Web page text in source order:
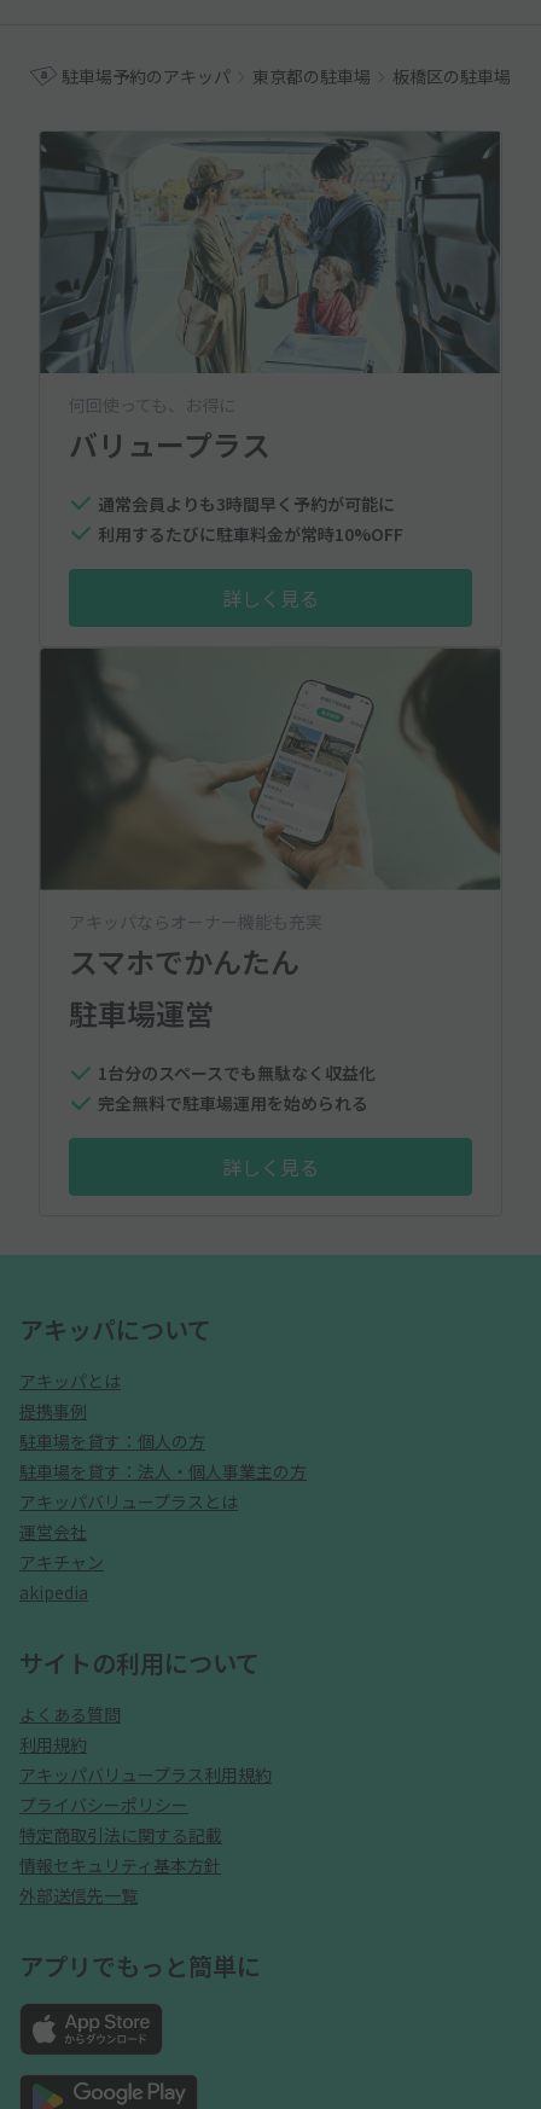
駐車場予約のアキッパ 東京都の駐車場 板橋区の駐車場
何回使っても、お得に
バリュープラス
通常会員よりも3時間早く予約が可能に
利用するたびに駐車料金が常時10%OFF
詳しく見る
アキッパならオーナー機能も充実
スマホでかんたん
駐車場運営
1台分のスペースでも無駄なく収益化
完全無料で駐車場運用を始められる
詳しく見る
アキッパについて
アキッパとは
提携事例
駐車場を貸す：個人の方
駐車場を貸す：法人・個人事業主の方
アキッパバリュープラスとは
運営会社
アキチャン
akipedia
サイトの利用について
よくある質問
利用規約
アキッパバリュープラス利用規約
プライバシーポリシー
特定商取引法に関する記載
情報セキュリティ基本方針
外部送信先一覧
アプリでもっと簡単に